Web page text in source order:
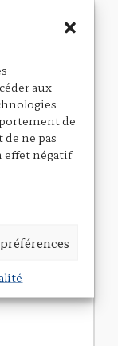
aux
de
ne pas
effet négatif